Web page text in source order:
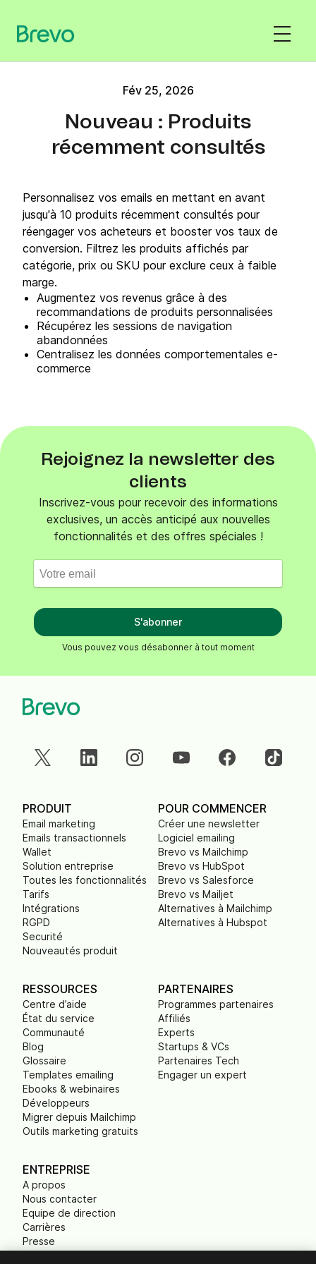
Fév 25, 2026
Nouveau : Produits
récemment consultés
Personnalisez vos emails en mettant en avant
jusqu'à 10 produits récemment consultés pour
réengager vos acheteurs et booster vos taux de
conversion. Filtrez les produits affichés par
catégorie, prix ou SKU pour exclure ceux à faible
marge.
Augmentez vos revenus grâce à des
recommandations de produits personnalisées
Récupérez les sessions de navigation
abandonnées
Centralisez les données comportementales e-
commerce
Rejoignez la newsletter des
clients
Inscrivez-vous pour recevoir des informations
exclusives, un accès anticipé aux nouvelles
fonctionnalités et des offres spéciales !
S'abonner
Vous pouvez vous désabonner à tout moment
PRODUIT
Email marketing
Emails transactionnels
Wallet
Solution entreprise
Toutes les fonctionnalités
Tarifs
Intégrations
RGPD
Securité
Nouveautés produit
POUR COMMENCER
Créer une newsletter
Logiciel emailing
Brevo vs Mailchimp
Brevo vs HubSpot
Brevo vs Salesforce
Brevo vs Mailjet
Alternatives à Mailchimp
Alternatives à Hubspot
RESSOURCES
Centre d’aide
État du service
Communauté
Blog
Glossaire
Templates emailing
Ebooks & webinaires
Développeurs
Migrer depuis Mailchimp
Outils marketing gratuits
PARTENAIRES
Programmes partenaires
Affiliés
Experts
Startups & VCs
Partenaires Tech
Engager un expert
ENTREPRISE
A propos
Nous contacter
Equipe de direction
Carrières
Presse